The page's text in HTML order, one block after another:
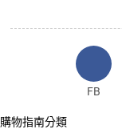
FB
購物指南分類